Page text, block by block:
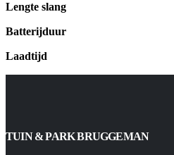
Lengte slang
Batterijduur
Laadtijd
TUIN & PARK BRUGGEMAN